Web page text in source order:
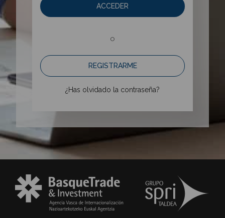
ACCEDER
o
REGISTRARME
¿Has olvidado la contraseña?